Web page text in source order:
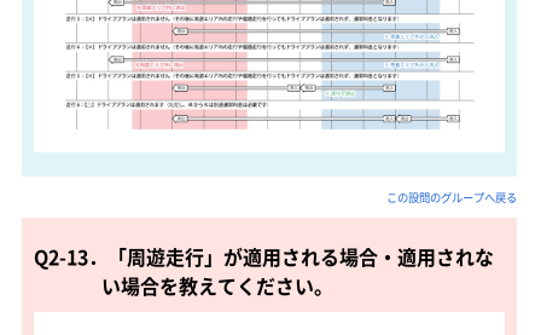
この設問のグループへ戻る
Q2-13．「周遊走行」が適用される場合・適用されな
い場合を教えてください。